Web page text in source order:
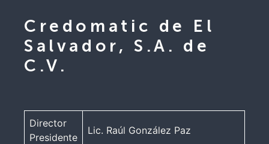
Credomatic de El
Salvador, S.A. de
C.V.
Director
Presidente
Lic. Raúl González Paz